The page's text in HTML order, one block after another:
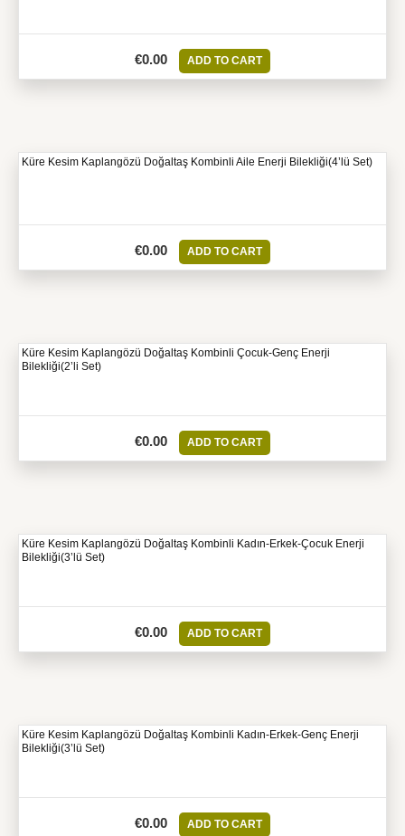
€0.00 ADD TO CART
Küre Kesim Kaplangözü Doğaltaş Kombinli Aile Enerji Bilekliği(4’lü Set)
€0.00 ADD TO CART
Küre Kesim Kaplangözü Doğaltaş Kombinli Çocuk-Genç Enerji
Bilekliği(2’li Set)
€0.00 ADD TO CART
Küre Kesim Kaplangözü Doğaltaş Kombinli Kadın-Erkek-Çocuk Enerji
Bilekliği(3’lü Set)
€0.00 ADD TO CART
Küre Kesim Kaplangözü Doğaltaş Kombinli Kadın-Erkek-Genç Enerji
Bilekliği(3’lü Set)
€0.00 ADD TO CART